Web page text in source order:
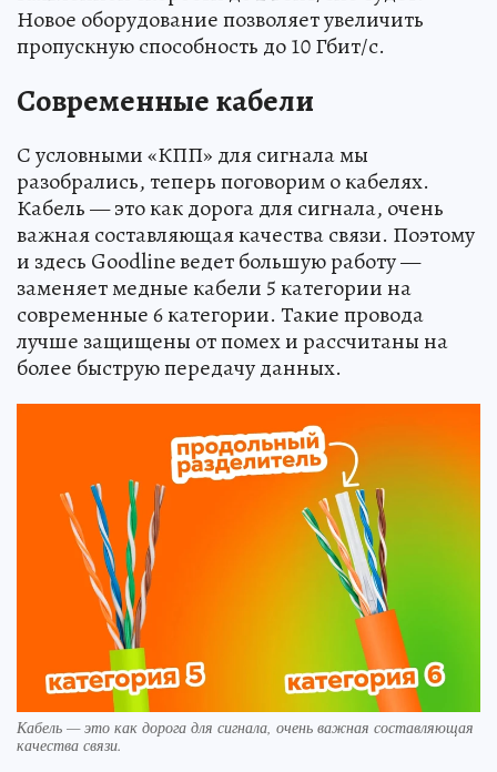
Новое оборудование позволяет увеличить
пропускную способность до 10 Гбит/с.
Современные кабели
С условными «КПП» для сигнала мы
разобрались, теперь поговорим о кабелях.
Кабель — это как дорога для сигнала, очень
важная составляющая качества связи. Поэтому
и здесь Goodline ведет большую работу —
заменяет медные кабели 5 категории на
современные 6 категории. Такие провода
лучше защищены от помех и рассчитаны на
более быструю передачу данных.
Кабель — это как дорога для сигнала, очень важная составляющая
качества связи.